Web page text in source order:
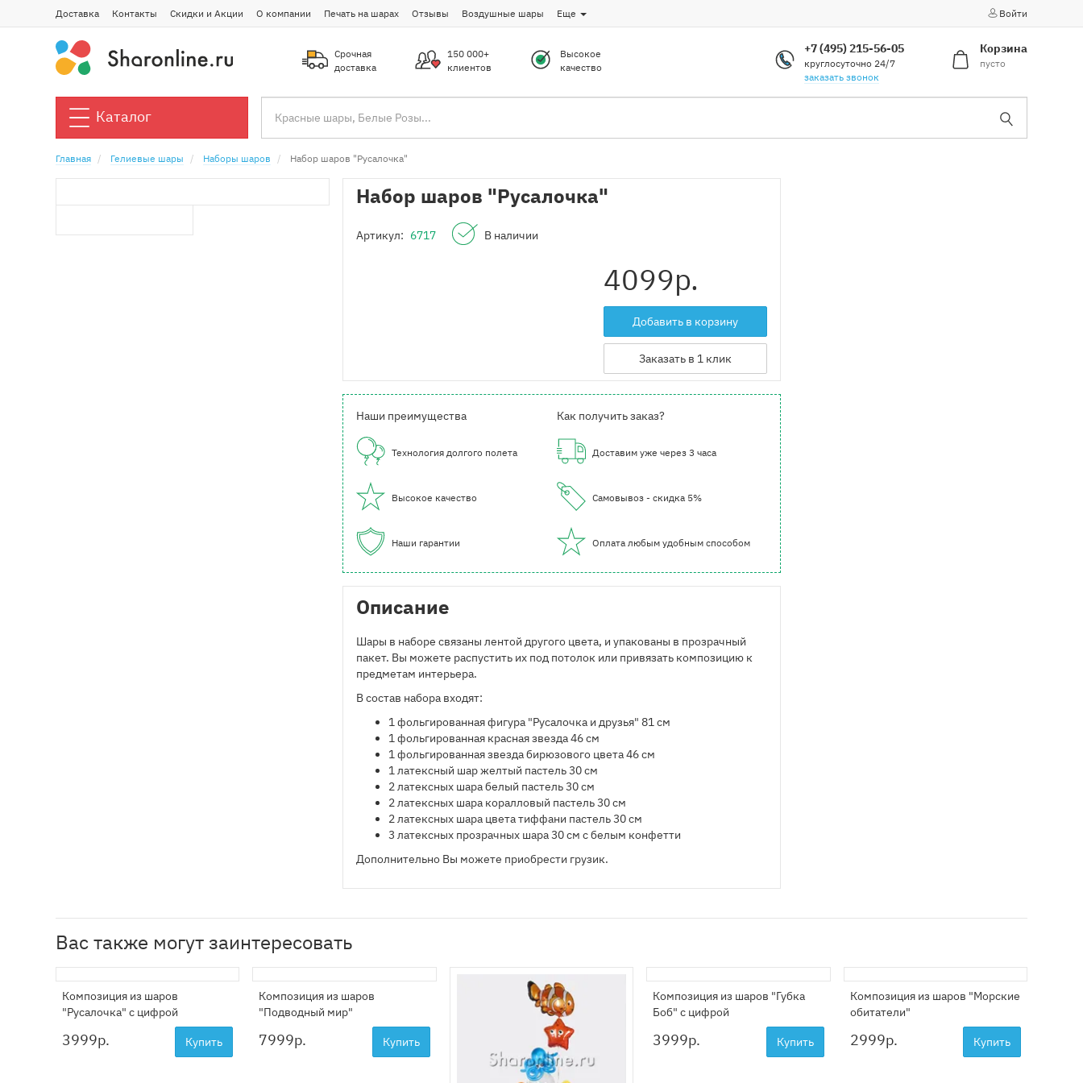
Доставка Контакты Скидки и Акции О компании Печать на шарах Отзывы Воздушные шары Еще Войти
Срочная
доставка
150 000+
клиентов
Высокое
качество
+7 (495) 215-56-05
круглосуточно 24/7
заказать звонок
Корзина
пусто
Каталог
Главная Гелиевые шары Наборы шаров Набор шаров "Русалочка"
Набор шаров "Русалочка"
Артикул: 6717 В наличии
4099р.
Добавить в корзину
Заказать в 1 клик
Наши преимущества
Технология долгого полета
Высокое качество
Наши гарантии
Как получить заказ?
Доставим уже через 3 часа
Самовывоз - скидка 5%
Оплата любым удобным способом
Описание
Шары в наборе связаны лентой другого цвета, и упакованы в прозрачный
пакет. Вы можете распустить их под потолок или привязать композицию к
предметам интерьера.
В состав набора входят:
​1 фольгированная фигура "Русалочка и друзья" 81 см
1 фольгированная красная звезда 46 см
1 фольгированная звезда бирюзового цвета 46 см
1 латексный шар желтый пастель 30 см
2 латексных шара белый пастель 30 см
2 латексных шара коралловый пастель 30 см
2 латексных шара цвета тиффани пастель 30 см
3 латексных прозрачных шара 30 см с белым конфетти
Дополнительно Вы можете приобрести грузик.
Вас также могут заинтересовать
Композиция из шаров
"Русалочка" с цифрой
3999р. Купить
Композиция из шаров
"Подводный мир"
7999р. Купить
Композиция из шаров "Губка
Боб" с цифрой
3999р. Купить
Композиция из шаров "Морские
обитатели"
2999р. Купить